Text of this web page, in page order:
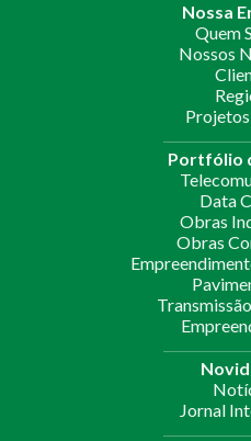
Nossa
Quem
Nossos
Portfólio
Data
Obras
Obras
Jornal